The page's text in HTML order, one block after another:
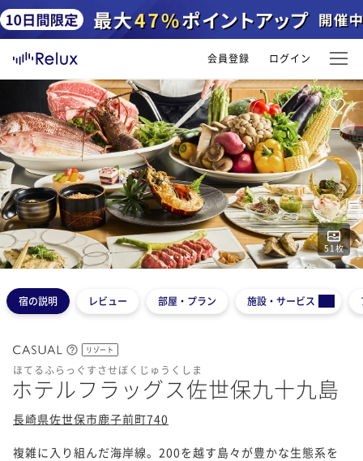
会員登録 ログイン
51枚
12345
宿の説明 レビュー 部屋・プラン 施設・サービス
リゾート
ほてるふらっぐすさせぼくじゅうくしま
ホテルフラッグス佐世保九十九島
長崎県佐世保市鹿子前町740
複雑に入り組んだ海岸線。200を越す島々が豊かな生態系を